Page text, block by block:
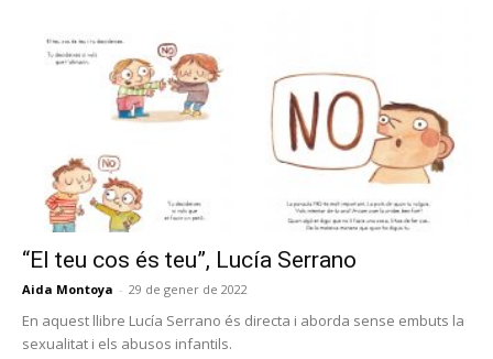
“El teu cos és teu”, Lucía Serrano
Aida Montoya - 29 de gener de 2022
En aquest llibre Lucía Serrano és directa i aborda sense embuts la
sexualitat i els abusos infantils.